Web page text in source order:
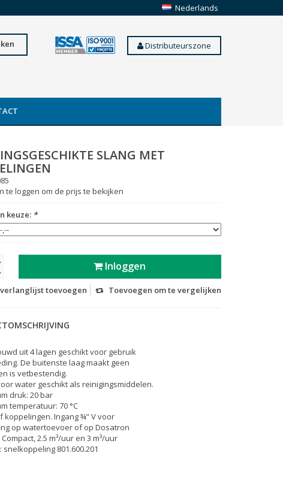
Nederlands
Distributeurszone
SLANG MET
te loggen om de prijs te bekijken
keuze: *
Inloggen
toevoegen Toevoegen om te vergelijken
uit 4 lagen geschikt voor gebruik
De buitenste laag maakt geen
is vetbestendig.
water geschikt als reinigingsmiddelen.
druk: 20 bar
temperatuur: 70 °C
koppelingen. Ingang ¾” V voor
op watertoevoer of op Dosatron
Compact, 2.5 m³/uur en 3 m³/uur
snelkoppeling 801.600.201